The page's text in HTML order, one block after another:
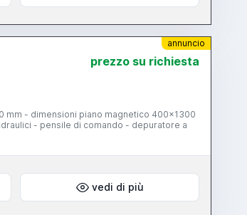
annuncio
prezzo su richiesta
mm - dimensioni piano magnetico 400x1300
- pensile di comando - depuratore a
vedi di più